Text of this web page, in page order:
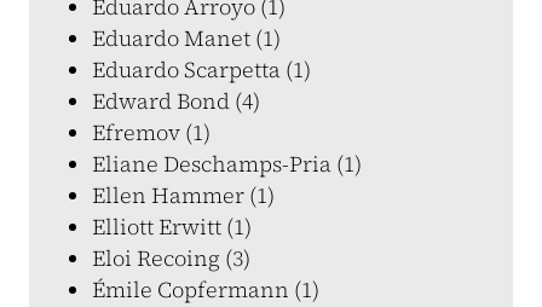
Eduardo Arroyo (1)
Eduardo Manet (1)
Eduardo Scarpetta (1)
Edward Bond (4)
Efremov (1)
Eliane Deschamps-Pria (1)
Ellen Hammer (1)
Elliott Erwitt (1)
Eloi Recoing (3)
Émile Copfermann (1)